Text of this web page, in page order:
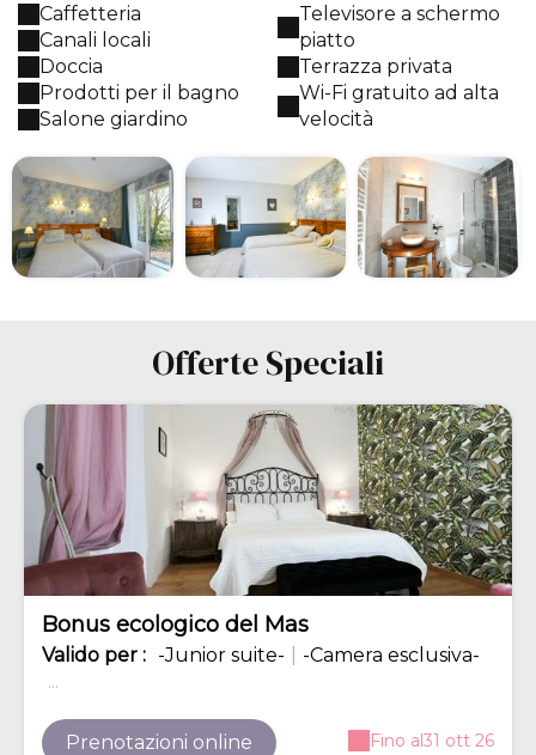
Caffetteria
Canali locali
Doccia
Prodotti per il bagno
Salone giardino
Televisore a schermo
piatto
Terrazza privata
Wi-Fi gratuito ad alta
velocità
Offerte Speciali
-10%
Bonus ecologico del Mas
Valido per : -Junior suite-
-Camera esclusiva-
...
Prenotazioni online Fino al31 ott 26